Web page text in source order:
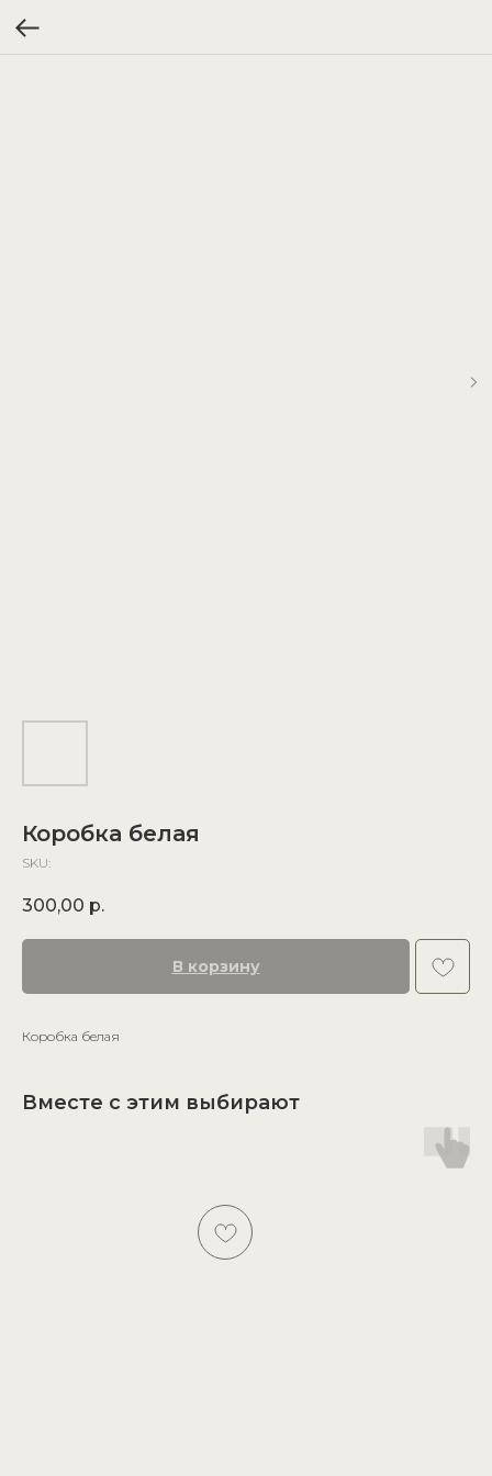
Коробка белая
SKU:
300,00 р.
В корзину
Коробка белая
Вместе с этим выбирают